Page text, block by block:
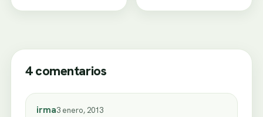
4 comentarios
irma3 enero, 2013